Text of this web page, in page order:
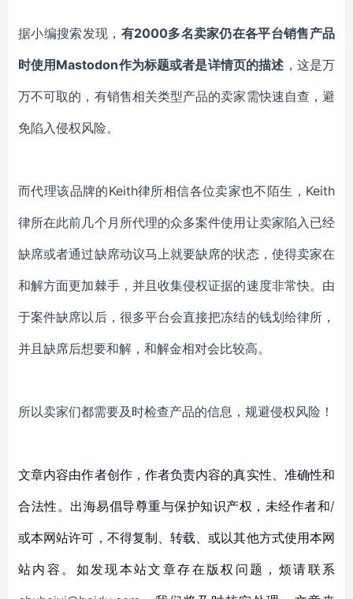
据小编搜索发现， 有2000多名卖家仍在各平台销售产品
时使用Mastodon作为标题或者是详情页的描述 ，这是万
万不可取的，有销售相关类型产品的卖家需快速自查，避
免陷入侵权风险。
而代理该品牌的Keith律所相信各位卖家也不陌生， Keith
律所在此前几个月所代理的众多案件使用让卖家陷入已经
缺席或者通过缺席动议马上就要缺席的状态，使得卖家在
和解方面更加棘手，并且收集侵权证据的速度非常快。由
于案件缺席以后，很多平台会直接把冻结的钱划给律所，
并且缺席后想要和解，和解金相对会比较高。
所以卖家们都需要及时检查产品的信息，规避侵权风险！
文章内容由作者创作，作者负责内容的真实性、准确性和
合法性。出海易倡导尊重与保护知识产权，未经作者和/
或本网站许可，不得复制、转载、或以其他方式使用本网
站内容。如发现本站文章存在版权问题，烦请联系